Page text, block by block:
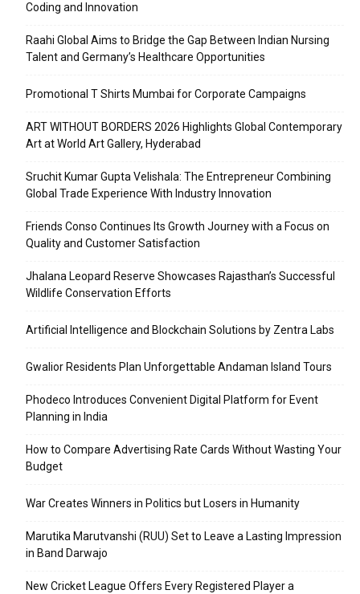
Coding and Innovation
Raahi Global Aims to Bridge the Gap Between Indian Nursing
Talent and Germany’s Healthcare Opportunities
Promotional T Shirts Mumbai for Corporate Campaigns
ART WITHOUT BORDERS 2026 Highlights Global Contemporary
Art at World Art Gallery, Hyderabad
Sruchit Kumar Gupta Velishala: The Entrepreneur Combining
Global Trade Experience With Industry Innovation
Friends Conso Continues Its Growth Journey with a Focus on
Quality and Customer Satisfaction
Jhalana Leopard Reserve Showcases Rajasthan’s Successful
Wildlife Conservation Efforts
Artificial Intelligence and Blockchain Solutions by Zentra Labs
Gwalior Residents Plan Unforgettable Andaman Island Tours
Phodeco Introduces Convenient Digital Platform for Event
Planning in India
How to Compare Advertising Rate Cards Without Wasting Your
Budget
War Creates Winners in Politics but Losers in Humanity
Marutika Marutvanshi (RUU) Set to Leave a Lasting Impression
in Band Darwajo
New Cricket League Offers Every Registered Player a